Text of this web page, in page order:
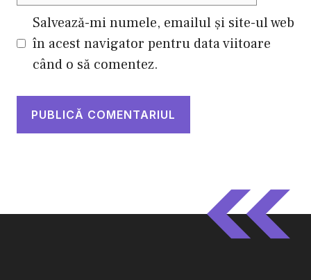
Salvează-mi numele, emailul și site-ul web
în acest navigator pentru data viitoare
când o să comentez.